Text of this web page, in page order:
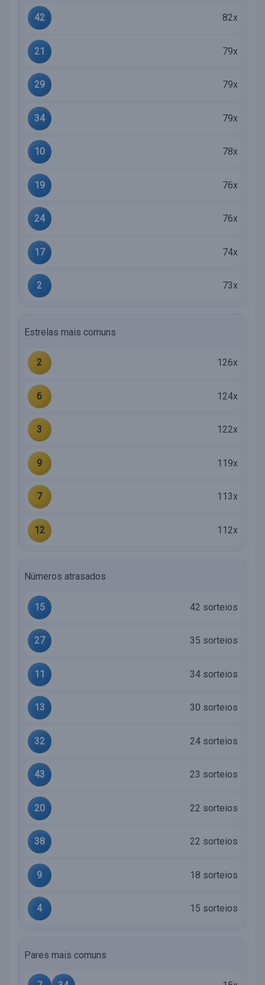
42 82x
21 79x
29 79x
34 79x
10 78x
19 76x
24 76x
17 74x
2 73x
Estrelas mais comuns
2 126x
6 124x
3 122x
9 119x
7 113x
12 112x
Números atrasados
15 42 sorteios
27 35 sorteios
11 34 sorteios
13 30 sorteios
32 24 sorteios
43 23 sorteios
20 22 sorteios
38 22 sorteios
9 18 sorteios
4 15 sorteios
Pares mais comuns